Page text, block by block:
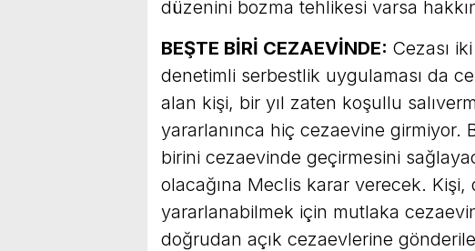
düzenini bozma tehlikesi varsa
BEŞTE BİRİ CEZAEVİNDE: Cezası
denetimli serbestlik uygulaması da
alan kişi, bir yıl zaten koşullu
yararlanınca hiç cezaevine girmiyor.
birini cezaevinde geçirmesini
olacağına Meclis karar verecek. Kişi,
yararlanabilmek için mutlaka
doğrudan açık cezaevlerine